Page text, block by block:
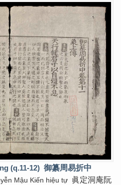
(q.11-12) 御纂周易折中
Mậu Kiến hiệu tự 眞定洞庵阮